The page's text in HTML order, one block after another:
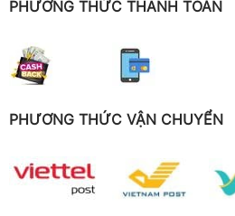
PHƯƠNG THỨC THANH TOÁN
PHƯƠNG THỨC VẬN CHUYỂN